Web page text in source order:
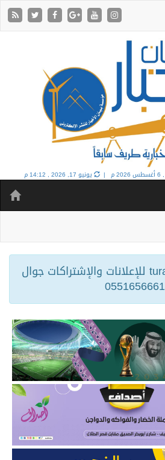
6 أغسطس 2026 م | يونيو 17, 2026 , 14:12 م
turaif3@hotmail.com للإعلانات والإشتراكات جوال
0551656661